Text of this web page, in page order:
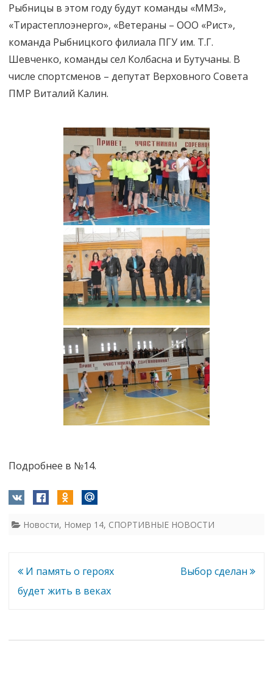
Рыбницы в этом году будут команды «ММЗ»,
«Тирастеплоэнерго», «Ветераны – ООО «Рист»,
команда Рыбницкого филиала ПГУ им. Т.Г.
Шевченко, команды сел Колбасна и Бутучаны. В
числе спортсменов – депутат Верховного Совета
ПМР Виталий Калин.
Подробнее в №14.
Новости, Номер 14, СПОРТИВНЫЕ НОВОСТИ
Навигация
по
И память о героях
будет жить в веках
Выбор сделан